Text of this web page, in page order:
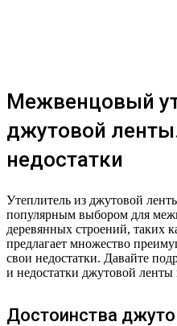
Межвенцовый
джутовой
недостатки
Утеплитель из джутовой
популярным выбором для
деревянных строений, таких
предлагает множество
свои недостатки. Давайте
и недостатки джутовой ленты
Достоинства